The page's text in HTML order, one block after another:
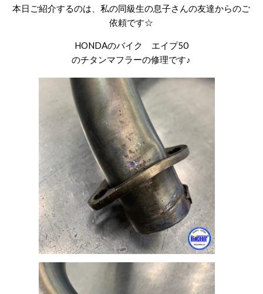
本日ご紹介するのは、私の同級生の息子さんの友達からのご
依頼です☆
HONDAのバイク エイプ50
のチタンマフラーの修理です♪